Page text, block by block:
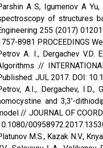
A S, Igumenov A
of structures
255 (2017)
8981 PROCEEDINGS
A. I., Dergachev V.D.
//
JUL 2017. DOI:
A.I., Dergachev, I.D.,
and 3,3′-
// JOURNAL OF
M.S., Kazak N.V.,